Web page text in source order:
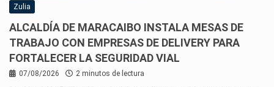
Zulia
ALCALDÍA DE MARACAIBO INSTALA MESAS DE
TRABAJO CON EMPRESAS DE DELIVERY PARA
FORTALECER LA SEGURIDAD VIAL
07/08/2026 2 minutos de lectura